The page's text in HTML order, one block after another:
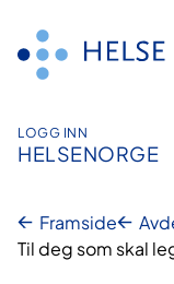
innhald
LOGG INN
HELSENORGE
Framside
Til deg som skal